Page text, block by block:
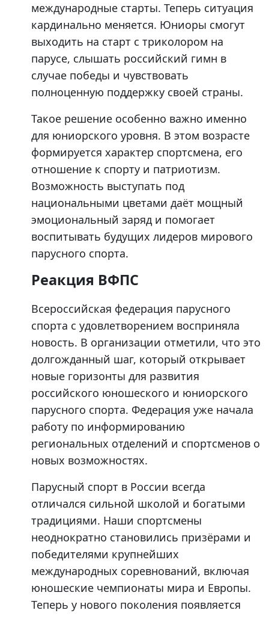
международные старты. Теперь ситуация
кардинально меняется. Юниоры смогут
выходить на старт с триколором на
парусе, слышать российский гимн в
случае победы и чувствовать
полноценную поддержку своей страны.
Такое решение особенно важно именно
для юниорского уровня. В этом возрасте
формируется характер спортсмена, его
отношение к спорту и патриотизм.
Возможность выступать под
национальными цветами даёт мощный
эмоциональный заряд и помогает
воспитывать будущих лидеров мирового
парусного спорта.
Реакция ВФПС
Всероссийская федерация парусного
спорта с удовлетворением восприняла
новость. В организации отметили, что это
долгожданный шаг, который открывает
новые горизонты для развития
российского юношеского и юниорского
парусного спорта. Федерация уже начала
работу по информированию
региональных отделений и спортсменов о
новых возможностях.
Парусный спорт в России всегда
отличался сильной школой и богатыми
традициями. Наши спортсмены
неоднократно становились призёрами и
победителями крупнейших
международных соревнований, включая
юношеские чемпионаты мира и Европы.
Теперь у нового поколения появляется